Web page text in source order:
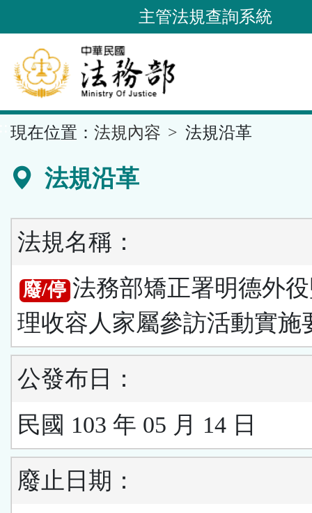
到
要
內
容
區
主管法規查詢系統
現在位置： 法規內容 法規沿革
法規沿革
法規名稱：
廢/停 法務部矯正署明德外
理收容人家屬參訪活動實施
公發布日：
民國 103 年 05 月 14 日
廢止日期：